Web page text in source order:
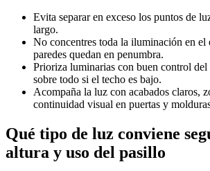
Evita separar en exceso los puntos de
largo.
No concentres toda la iluminación en el
paredes quedan en penumbra.
Prioriza luminarias con buen control del
sobre todo si el techo es bajo.
Acompaña la luz con acabados claros,
continuidad visual en puertas y
Qué tipo de luz conviene
altura y uso del pasillo